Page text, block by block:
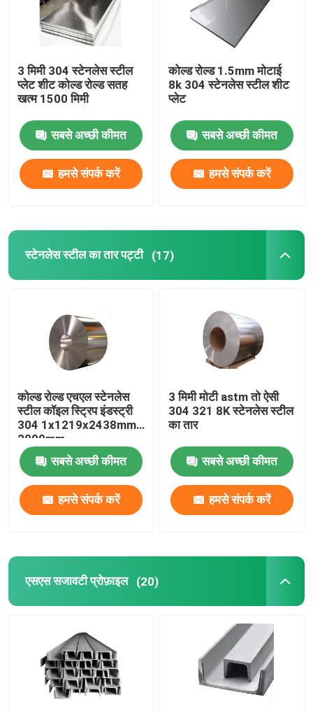
3 मिमी 304 स्टेनलेस स्टील
प्लेट शीट कोल्ड रोल्ड सतह
खत्म 1500 मिमी
सबसे अच्छी कीमत
हमसे संपर्क करें
कोल्ड रोल्ड 1.5mm मोटाई
8k 304 स्टेनलेस स्टील शीट
प्लेट
सबसे अच्छी कीमत
हमसे संपर्क करें
स्टेनलेस स्टील का तार पट्टी (17)
कोल्ड रोल्ड एचएल स्टेनलेस
स्टील कॉइल स्ट्रिप इंडस्ट्री
304 1x1219x2438mm
2000mm
सबसे अच्छी कीमत
हमसे संपर्क करें
3 मिमी मोटी astm तो ऐसी
304 321 8K स्टेनलेस स्टील
का तार
सबसे अच्छी कीमत
हमसे संपर्क करें
एसएस सजावटी प्रोफ़ाइल (20)